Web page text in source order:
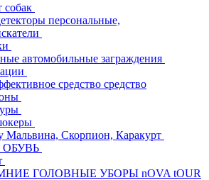
собак
персональные,
автомобильные заграждения
средство средство
Мальвина, Скорпион, Каракурт
ОБУВЬ
ГОЛОВНЫЕ УБОРЫ nOVA tOUR